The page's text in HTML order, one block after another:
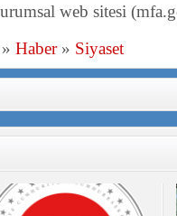
web sitesi
» Haber» Siyaset